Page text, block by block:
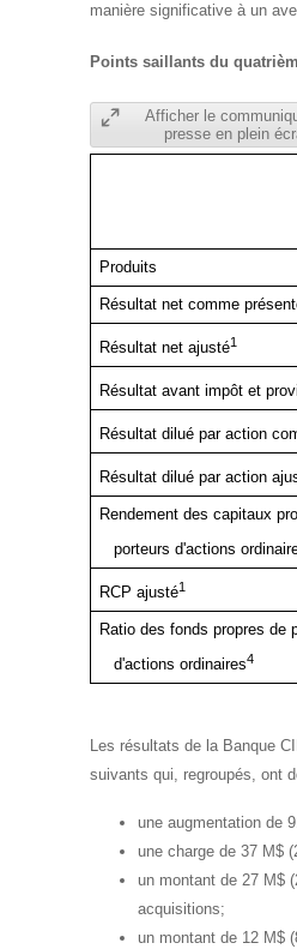
manière significative à un
Points saillants du
Afficher le
presse en plein
Produits
Résultat net comme
Résultat net ajusté1
Résultat avant impôt et
Résultat dilué par action
Résultat dilué par action
Rendement des capitaux
porteurs d'actions
RCP ajusté1
Ratio des fonds propres de
d'actions ordinaires4
Les résultats de la Banque
suivants qui, regroupés, ont
une augmentation de
une charge de 37 M$
un montant de 27 M$
acquisitions;
un montant de 12 M$